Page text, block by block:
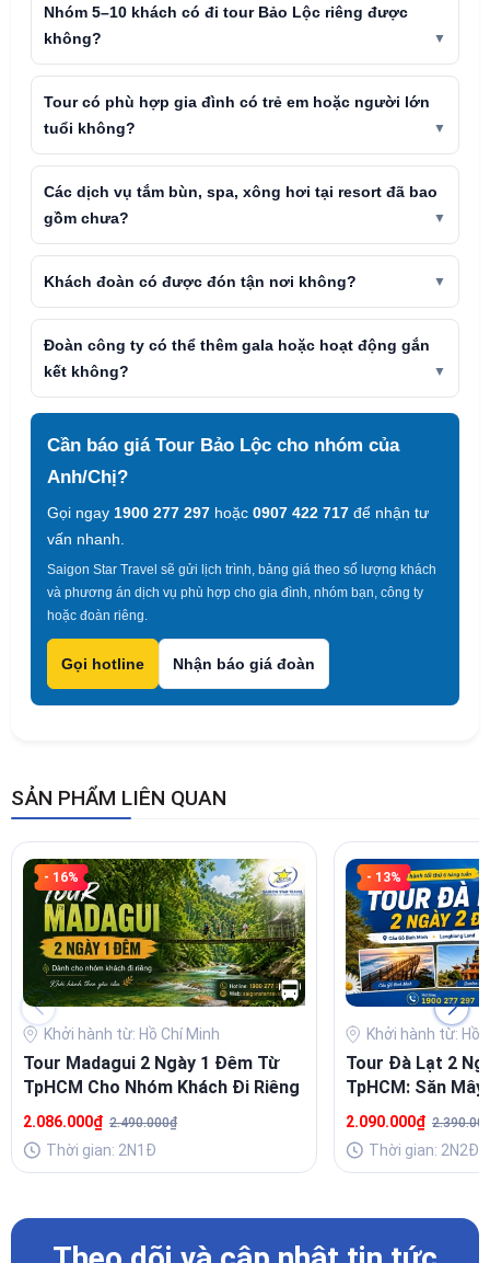
Nhóm 5–10 khách có đi tour Bảo Lộc riêng được
không?
Tour có phù hợp gia đình có trẻ em hoặc người lớn
tuổi không?
Các dịch vụ tắm bùn, spa, xông hơi tại resort đã bao
gồm chưa?
Khách đoàn có được đón tận nơi không?
Đoàn công ty có thể thêm gala hoặc hoạt động gắn
kết không?
Cần báo giá Tour Bảo Lộc cho nhóm của
Anh/Chị?
Gọi ngay 1900 277 297 hoặc 0907 422 717 để nhận tư
vấn nhanh.
Saigon Star Travel sẽ gửi lịch trình, bảng giá theo số lượng khách
và phương án dịch vụ phù hợp cho gia đình, nhóm bạn, công ty
hoặc đoàn riêng.
Gọi hotline Nhận báo giá đoàn
SẢN PHẨM LIÊN QUAN
- 16%
Khởi hành từ: Hồ Chí Minh
Tour Madagui 2 Ngày 1 Đêm Từ
TpHCM Cho Nhóm Khách Đi Riêng
2.086.000₫ 2.490.000₫
Thời gian: 2N1Đ
- 13%
Khởi hành từ: Hồ
Tour Đà Lạt 2
TpHCM: Săn
Rau, Cồng Chiêng
2.090.000₫
Thời gian: 2N2Đ